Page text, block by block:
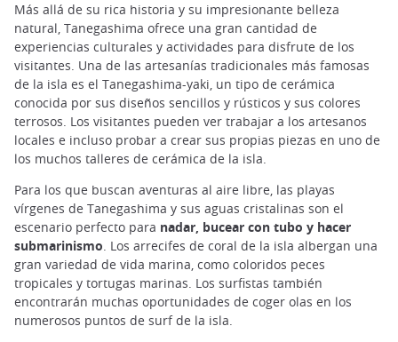
Más allá de su rica historia y su impresionante belleza
natural, Tanegashima ofrece una gran cantidad de
experiencias culturales y actividades para disfrute de los
visitantes. Una de las artesanías tradicionales más famosas
de la isla es el Tanegashima-yaki, un tipo de cerámica
conocida por sus diseños sencillos y rústicos y sus colores
terrosos. Los visitantes pueden ver trabajar a los artesanos
locales e incluso probar a crear sus propias piezas en uno de
los muchos talleres de cerámica de la isla.
Para los que buscan aventuras al aire libre, las playas
vírgenes de Tanegashima y sus aguas cristalinas son el
escenario perfecto para nadar, bucear con tubo y hacer
submarinismo. Los arrecifes de coral de la isla albergan una
gran variedad de vida marina, como coloridos peces
tropicales y tortugas marinas. Los surfistas también
encontrarán muchas oportunidades de coger olas en los
numerosos puntos de surf de la isla.